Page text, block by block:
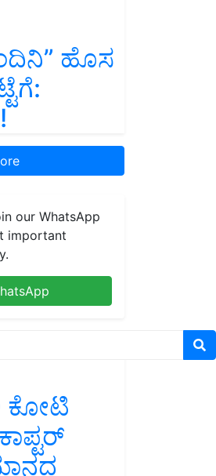
ಹೊಸ
our WhatsApp
important
ಕೋಟಿ